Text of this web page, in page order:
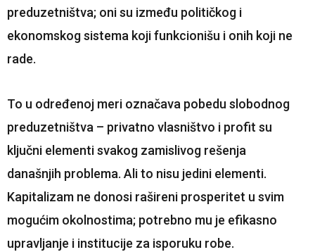
preduzetništva; oni su između političkog i
ekonomskog sistema koji funkcionišu i onih koji ne
rade.
To u određenoj meri označava pobedu slobodnog
preduzetništva – privatno vlasništvo i profit su
ključni elementi svakog zamislivog rešenja
današnjih problema. Ali to nisu jedini elementi.
Kapitalizam ne donosi rašireni prosperitet u svim
mogućim okolnostima; potrebno mu je efikasno
upravljanje i institucije za isporuku robe.